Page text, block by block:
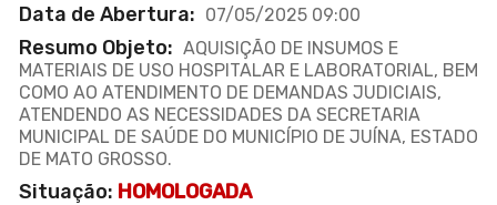
Data de Abertura: 07/05/2025 09:00
Resumo Objeto: AQUISIÇÃO DE INSUMOS E
MATERIAIS DE USO HOSPITALAR E LABORATORIAL, BEM
COMO AO ATENDIMENTO DE DEMANDAS JUDICIAIS,
ATENDENDO AS NECESSIDADES DA SECRETARIA
MUNICIPAL DE SAÚDE DO MUNICÍPIO DE JUÍNA, ESTADO
DE MATO GROSSO.
Situação: HOMOLOGADA